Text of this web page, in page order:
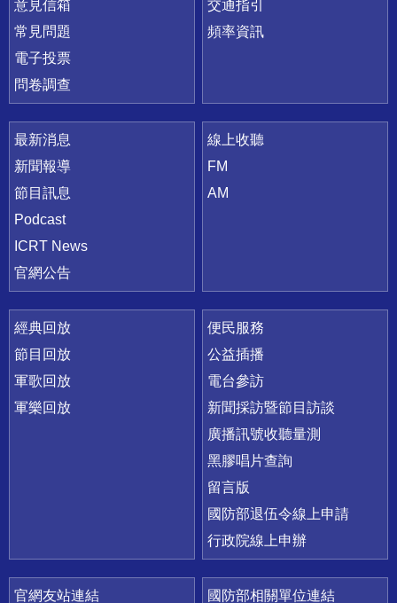
意見信箱
常見問題
電子投票
問卷調查
交通指引
頻率資訊
最新消息
新聞報導
節目訊息
Podcast
ICRT News
官網公告
線上收聽
FM
AM
經典回放
節目回放
軍歌回放
軍樂回放
便民服務
公益插播
電台參訪
新聞採訪暨節目訪談
廣播訊號收聽量測
黑膠唱片查詢
留言版
國防部退伍令線上申請
行政院線上申辦
官網友站連結
國防部相關單位連結